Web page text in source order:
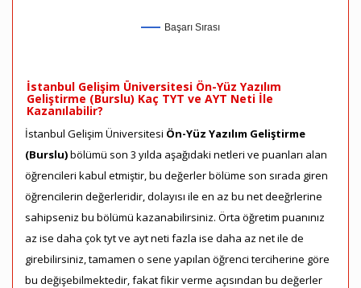
Başarı Sırası
İstanbul Gelişim Üniversitesi Ön-Yüz Yazılım
Geliştirme (Burslu) Kaç TYT ve AYT Neti İle
Kazanılabilir?
İstanbul Gelişim Üniversitesi Ön-Yüz Yazılım Geliştirme
(Burslu)bölümü son 3 yılda aşağıdaki netleri ve puanları alan
öğrencileri kabul etmiştir, bu değerler bölüme son sırada giren
öğrencilerin değerleridir, dolayısı ile en az bu net deeğrlerine
sahipseniz bu bölümü kazanabilirsiniz. Örta öğretim puanınız
az ise daha çok tyt ve ayt neti fazla ise daha az net ile de
girebilirsiniz, tamamen o sene yapılan öğrenci terciherine göre
bu değişebilmektedir, fakat fikir verme açısından bu değerler